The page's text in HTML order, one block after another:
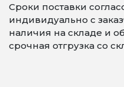
Сроки поставки
индивидуально с
наличия на складе и
срочная отгрузка со